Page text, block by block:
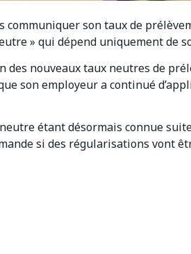
communiquer son taux de
» qui dépend uniquement de
des nouveaux taux neutres de
son employeur a continué
étant désormais connue
si des régularisations vont